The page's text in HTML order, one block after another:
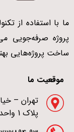
پروژه صرفه‌جویی
ساخت پروژه‌هایی
موقعیت ما
تهران –
پلاک 1 واحد 13 و 14